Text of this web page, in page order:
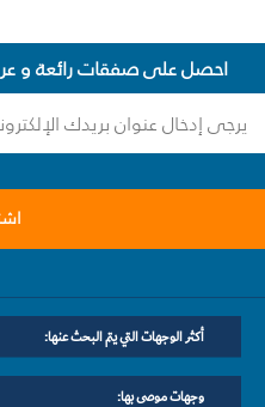
احصل على صفقات رائعة و
أكثر الوجهات التي يتم البحث عنها:
وجهات موصى بها: